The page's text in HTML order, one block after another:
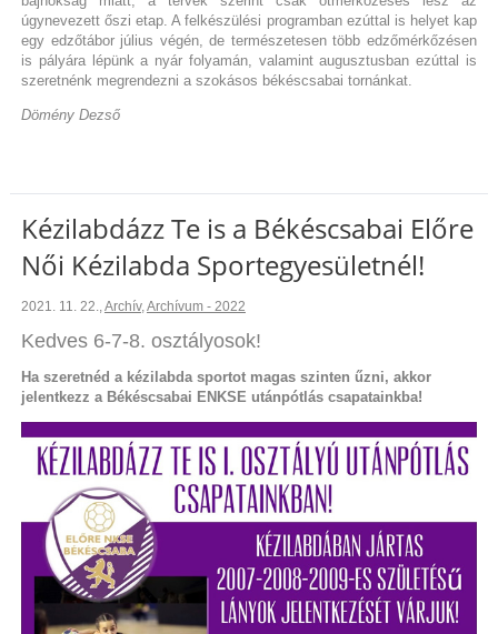
úgynevezett őszi etap. A felkészülési programban ezúttal is helyet kap
egy edzőtábor július végén, de természetesen több edzőmérkőzésen
is pályára lépünk a nyár folyamán, valamint augusztusban ezúttal is
szeretnénk megrendezni a szokásos békéscsabai tornánkat.
Dömény Dezső
Kézilabdázz Te is a Békéscsabai Előre
Női Kézilabda Sportegyesületnél!
2021. 11. 22.,Archív,Archívum - 2022
Kedves 6-7-8. osztályosok!
Ha szeretnéd a kézilabda sportot magas szinten űzni, akkor
jelentkezz a Békéscsabai ENKSE utánpótlás csapatainkba!